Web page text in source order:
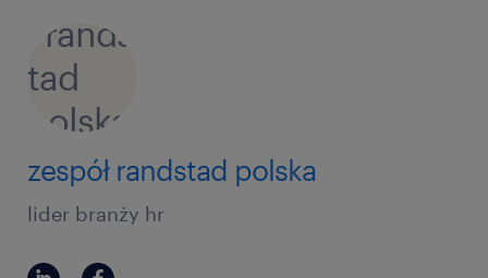
zespół randstad polska
lider branży hr